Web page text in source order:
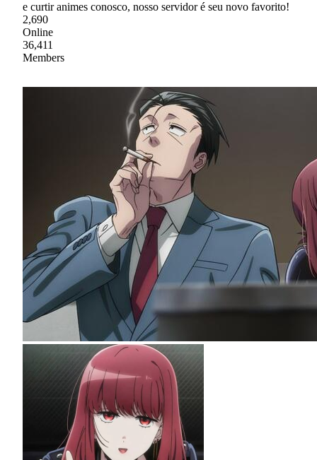
e curtir animes conosco, nosso servidor é seu novo favorito!
2,690
Online
36,411
Members